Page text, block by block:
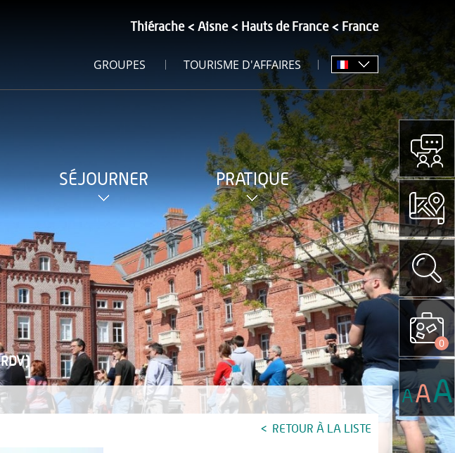
Thiérache Aisne Hauts de France France
GROUPES TOURISME D'AFFAIRES
SÉJOURNER PRATIQUE
RETOUR À LA LISTE
0
AAA